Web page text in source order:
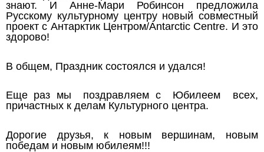
знают. И Анне-Мари Робинсон предложила
Русскому культурному центру новый совместный
проект с Антарктик Центром/Antarctic Centre. И это
здорово!
В общем, Праздник состоялся и удался!
Еще раз мы поздравляем с Юбилеем всех,
причастных к делам Культурного центра.
Дорогие друзья, к новым вершинам, новым
победам и новым юбилеям!!!